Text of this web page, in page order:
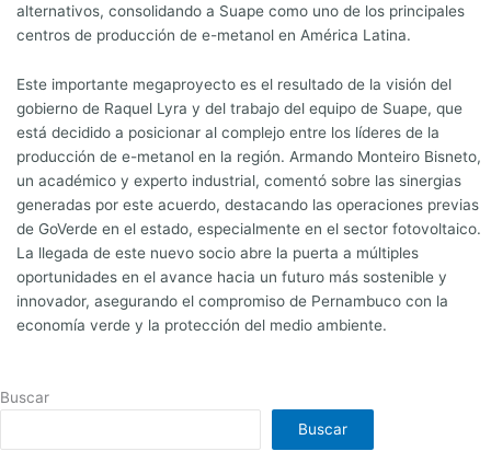
alternativos, consolidando a Suape como uno de los principales
centros de producción de e-metanol en América Latina.
Este importante megaproyecto es el resultado de la visión del
gobierno de Raquel Lyra y del trabajo del equipo de Suape, que
está decidido a posicionar al complejo entre los líderes de la
producción de e-metanol en la región. Armando Monteiro Bisneto,
un académico y experto industrial, comentó sobre las sinergias
generadas por este acuerdo, destacando las operaciones previas
de GoVerde en el estado, especialmente en el sector fotovoltaico.
La llegada de este nuevo socio abre la puerta a múltiples
oportunidades en el avance hacia un futuro más sostenible y
innovador, asegurando el compromiso de Pernambuco con la
economía verde y la protección del medio ambiente.
Buscar
Buscar